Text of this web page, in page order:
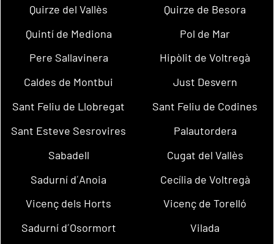
Quirze del Vallès
Quirze de Besora
Quintí de Mediona
Pol de Mar
Pere Sallavinera
Hipòlit de Voltregà
Caldes de Montbui
Just Desvern
Sant Feliu de Llobregat
Sant Feliu de Codines
Sant Esteve Sesrovires
Palautordera
Sabadell
Cugat del Vallès
Sadurní d´Anoia
Cecília de Voltregà
Vicenç dels Horts
Vicenç de Torelló
Sadurní d´Osormort
Vilada